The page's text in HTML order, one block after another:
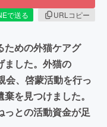
で送る
URLコピー
ための外猫ケアグ
ました。外猫の
会、啓蒙活動を行っ
を見つけました。
っとの活動資金が足